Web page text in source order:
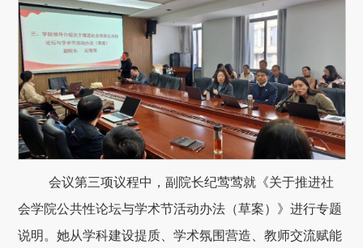
会议第三项议程中，副院长纪莺莺就《关于推进社
会学院公共性论坛与学术节活动办法（草案）》进行专题
说明。她从学科建设提质、学术氛围营造、教师交流赋能